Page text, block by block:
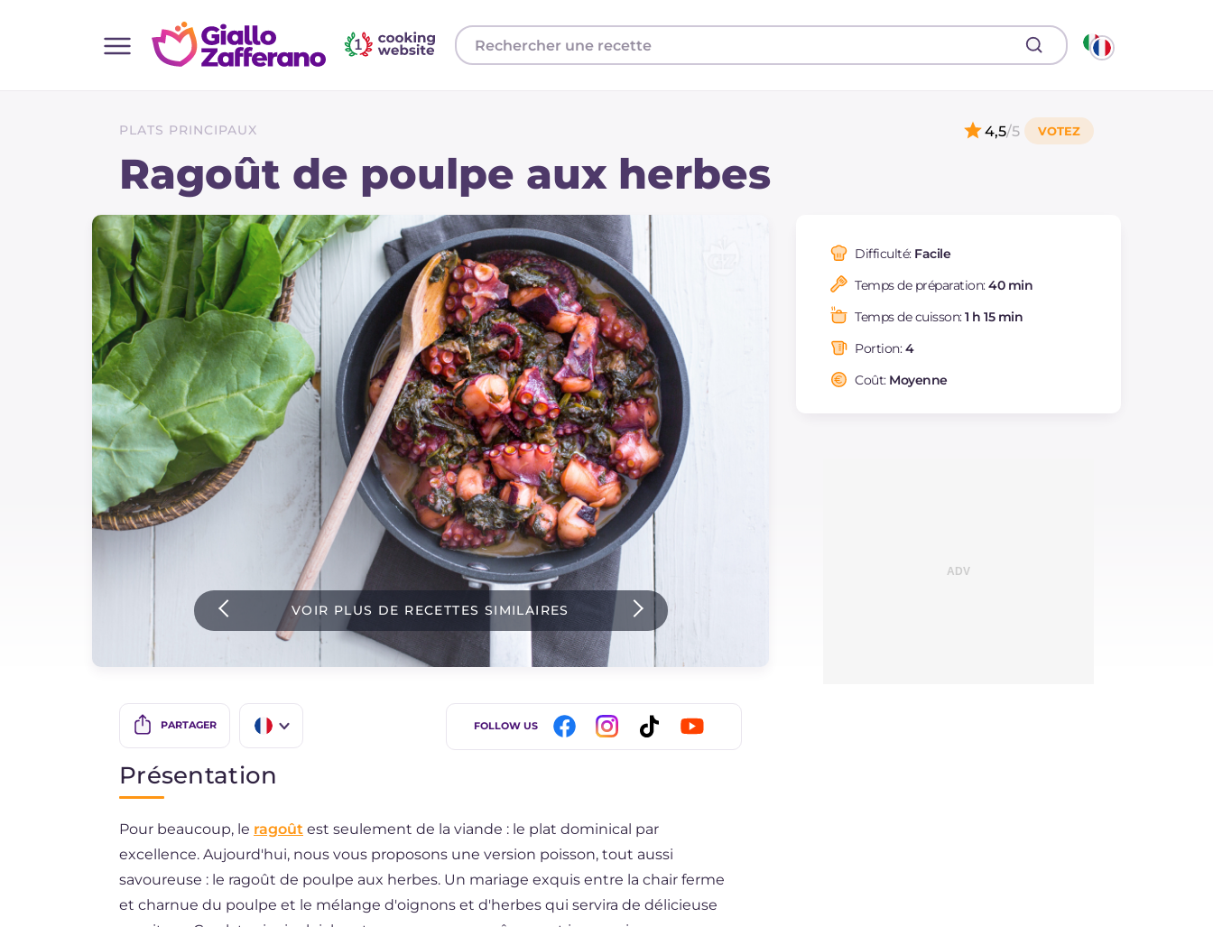
Toutes les recettes
Plats principaux
Boissons et rafraîchissements
Accompagnement
Pizzas et focaccia
Gateaux et patisserie
Dernieres recettes
IT Website
Instagram
PLATS PRINCIPAUX
Ragoût de poulpe aux herbes
4,5/5
VOIR PLUS DE RECETTES SIMILAIRES
PARTAGER
DE
BR
FOLLOW US
Difficulté: Facile
Temps de préparation:40 min
Temps de cuisson:1 h 15 min
Portion:4
Coût: Moyenne
Présentation
Pour beaucoup, le ragoût est seulement de la viande : le plat dominical par
excellence. Aujourd'hui, nous vous proposons une version poisson, tout aussi
savoureuse : le ragoût de poulpe aux herbes. Un mariage exquis entre la chair ferme
et charnue du poulpe et le mélange d'oignons et d'herbes qui servira de délicieuse